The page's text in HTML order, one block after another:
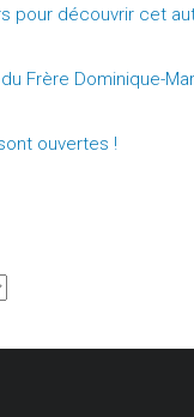
pour découvrir cet
Frère Dominique-
ouvertes !